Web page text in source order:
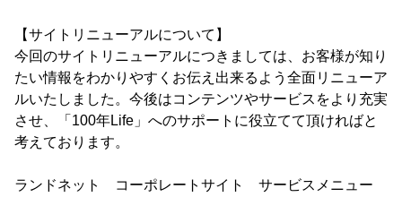
【サイトリニューアルについて】
今回のサイトリニューアルにつきましては、お客様が知り
たい情報をわかりやすくお伝え出来るよう全面リニューア
ルいたしました。今後はコンテンツやサービスをより充実
させ、「100年Life」へのサポートに役立てて頂ければと
考えております。
ランドネット コーポレートサイト サービスメニュー